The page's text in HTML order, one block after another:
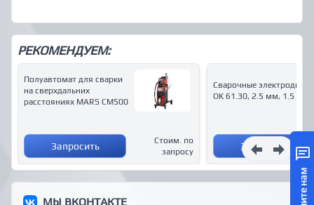
РЕКОМЕНДУЕМ:
Полуавтомат для сварки
на сверхдальних
расстояниях MARS CM500
Запросить
Стоим. по
запросу
Сварочные электроды
OK 61.30, 2.5 мм, 1.5 кг
Запросить
МЫ ВКОНТАКТЕ